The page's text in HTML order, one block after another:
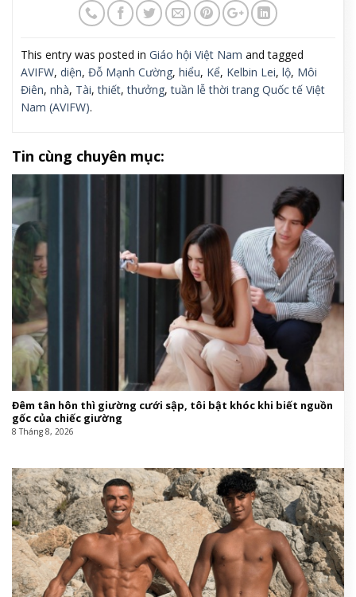
This entry was posted in Giáo hội Việt Nam and tagged
AVIFW, diện, Đỗ Mạnh Cường, hiểu, Kể, Kelbin Lei, lộ, Môi
Điên, nhà, Tài,thiết,thưởng,tuần lễ thời trang Quốc tế Việt
Nam (AVIFW).
Tin cùng chuyên mục:
Đêm tân hôn thì giường cưới sập, tôi bật khóc khi biết nguồn
gốc của chiếc giường
8 Tháng 8, 2026